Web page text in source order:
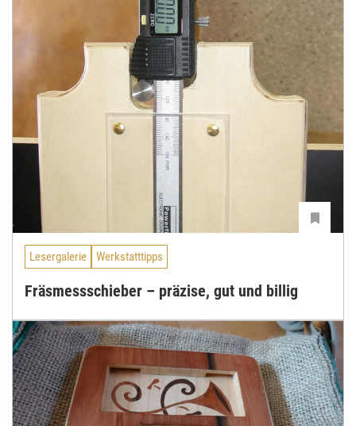
Lesergalerie Werkstatttipps
Fräsmessschieber – präzise, gut und billig